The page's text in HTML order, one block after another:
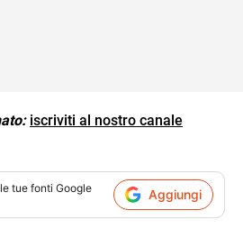
iscriviti al nostro canale
tue fonti Google
Aggiungi